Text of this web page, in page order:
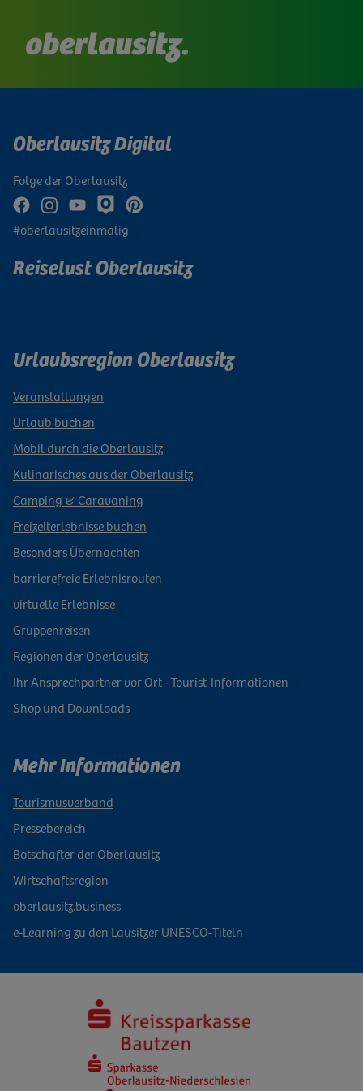
Oberlausitz Digital
Folge der Oberlausitz
#oberlausitzeinmalig
Reiselust Oberlausitz
Urlaubsregion Oberlausitz
Veranstaltungen
Urlaub buchen
Mobil durch die Oberlausitz
Kulinarisches aus der Oberlausitz
Camping & Caravaning
Freizeiterlebnisse buchen
Besonders Übernachten
barrierefreie Erlebnisrouten
virtuelle Erlebnisse
Gruppenreisen
Regionen der Oberlausitz
Ihr Ansprechpartner vor Ort - Tourist-Informationen
Shop und Downloads
Mehr Informationen
Tourismusverband
Pressebereich
Botschafter der Oberlausitz
Wirtschaftsregion
oberlausitz.business
e-Learning zu den Lausitzer UNESCO-Titeln